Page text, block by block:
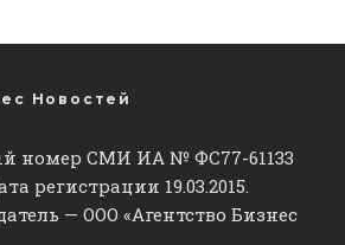
Новостей
номер СМИ ИА № ФС77-61133
регистрации 19.03.2015.
— ООО «Агентство Бизнес